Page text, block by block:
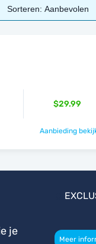
Sorteren: Aanbevolen
$29.99
Aanbieding
je
Meer